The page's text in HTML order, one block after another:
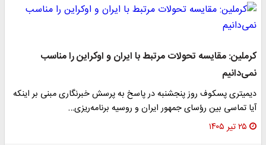
کرملین: مقایسه تحولات مرتبط با ایران و اوکراین را مناسب
نمی‌دانیم
دیمیتری پسکوف روز پنجشنبه در پاسخ به پرسش خبرنگاری مبنی بر اینکه
آیا تماسی بین رؤسای جمهور ایران و روسیه برنامه‌ریزی…
۲۵ تیر ۱۴۰۵